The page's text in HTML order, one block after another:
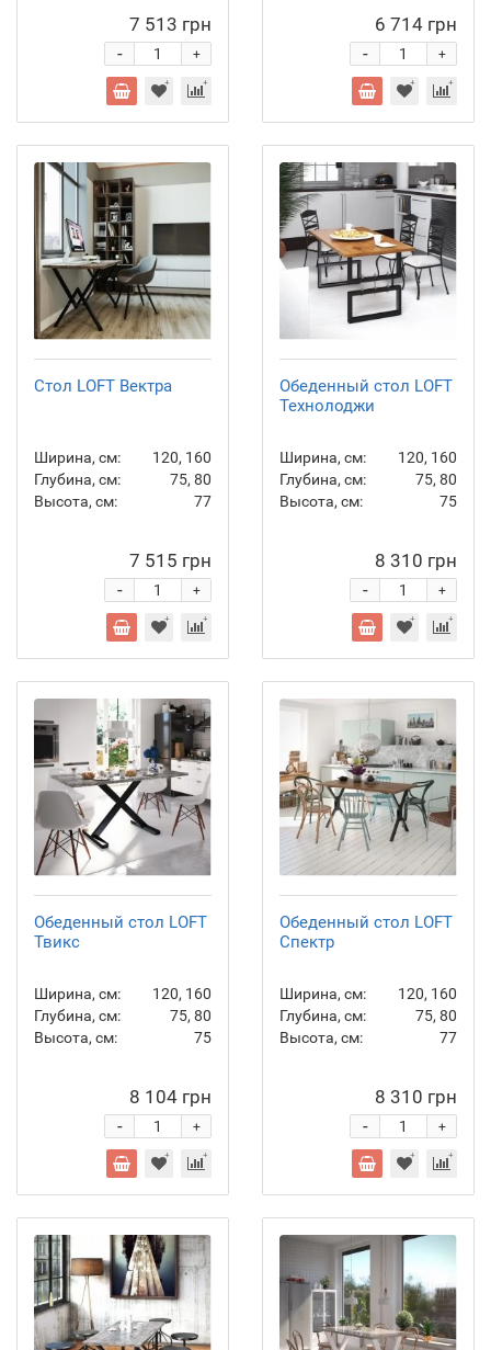
7 513 грн
+
-
6 714 грн
+
-
Стол LOFT Вектра
Ширина, см:
120, 160
Глубина, см:
75, 80
Высота, см:
77
7 515 грн
+
-
Обеденный стол LOFT
Технолоджи
Ширина, см:
120, 160
Глубина, см:
75, 80
Высота, см:
75
8 310 грн
+
-
Обеденный стол LOFT
Твикс
Ширина, см:
120, 160
Глубина, см:
75, 80
Высота, см:
75
8 104 грн
+
-
Обеденный стол LOFT
Спектр
Ширина, см:
120, 160
Глубина, см:
75, 80
Высота, см:
77
8 310 грн
+
-